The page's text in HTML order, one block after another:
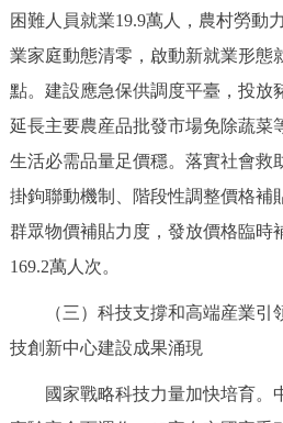
困難人員就業19.9萬人，農村勞動
業家庭動態清零，啟動新就業形態
點。建設應急保供調度平臺，投放
延長主要農産品批發市場免除蔬菜
生活必需品量足價穩。落實社會救
掛鉤聯動機制、階段性調整價格補
群眾物價補貼力度，發放價格臨時
169.2萬人次。
（三）科技支撐和高端産業引
技創新中心建設成果涌現
國家戰略科技力量加快培育。